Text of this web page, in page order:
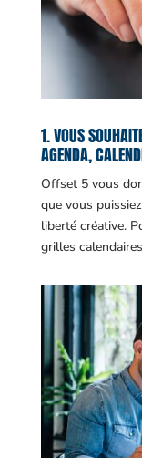
1. VOUS
AGENDA,
Offset 5 vous
que vous
liberté créative.
grilles